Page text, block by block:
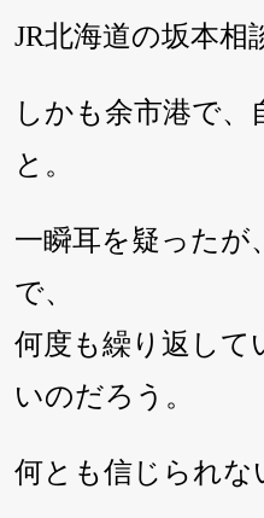
JR北海道の坂本相
しかも余市港で、
と。
一瞬耳を疑ったが
で、
何度も繰り返して
いのだろう。
何とも信じられな